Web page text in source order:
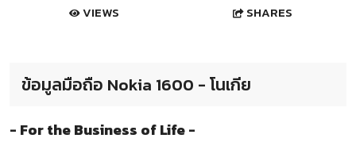
VIEWS SHARES
ข้อมูลมือถือ Nokia 1600 - โนเกีย
- For the Business of Life -